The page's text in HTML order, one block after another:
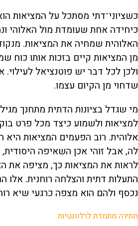
כשציוני־דתי מסתכל על המציאות
כיחידה אחת שעומדת מול האלוהי
האלוהית שמחיה את המציאות.
מן המציאות קיים בזכות אותו כוח
ולכן לכל דבר יש פוטנציאל לעילוי.
שדחוי מן הקיום עצמו.
מי שגדל בציונות הדתית מתחנך
למציאות ולשמוע כיצד מכל פרט
אלוהית. רוב הפעמים המציאות היא
לה, אבל זוהי אכן השאיפה
לראות את המציאות כך, מציפה את
התעלות דתית והצלחה רוחנית. אלו
נכסף ולהם הוא מצפה כרגעי שיא
חתירה מתמדת לרלוונטיות